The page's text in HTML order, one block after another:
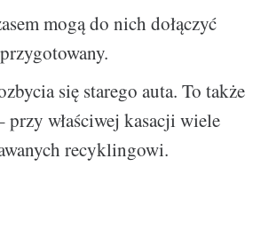
mogą do nich dołączyć
się starego auta. To także
właściwej kasacji wiele
recyklingowi.